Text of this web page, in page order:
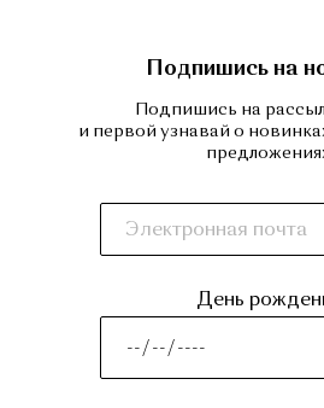
Подпишись на
Подпишись на
и первой узнавай о
День